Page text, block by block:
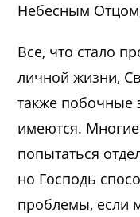
Небесным
Все, что стало
личной жизни,
также побочные
имеются.
попытаться
но Господь
проблемы, если